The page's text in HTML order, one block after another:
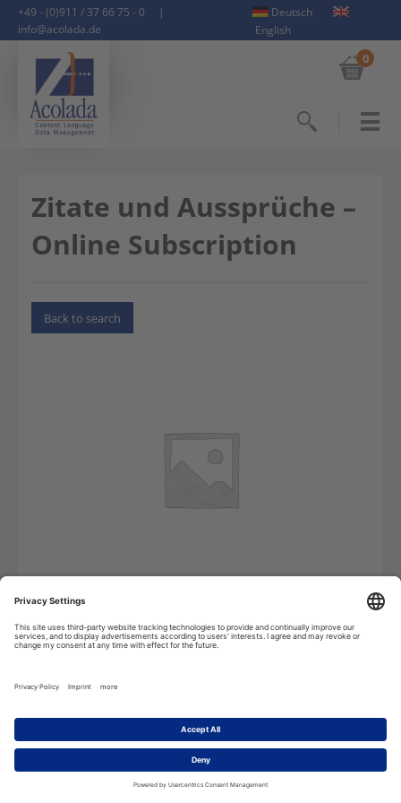
+49 - (0)911 / 37 66 75 - 0
|
info@acolada.de
Deutsch
English
0
Zitate und Aussprüche –
Online Subscription
Back to search
Zitate
und
Aussprüche
Online
quantity
Add to cart
Description